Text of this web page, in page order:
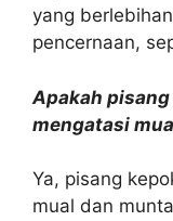
yang
pencernaan,
Apakah
mengatasi
Ya, pisang
mual dan